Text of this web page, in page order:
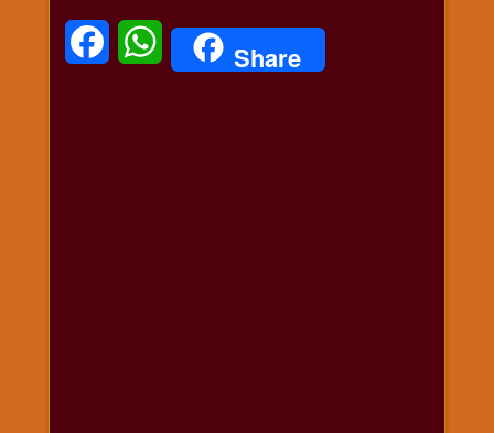
FacebookWhatsAppShare